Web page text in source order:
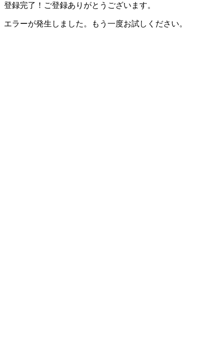
登録完了！ご登録ありがとうございます。
エラーが発生しました。もう一度お試しください。